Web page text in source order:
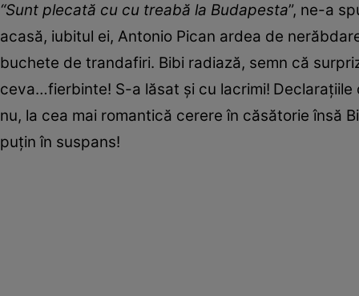
“Sunt plecată cu cu treabă la Budapesta”, ne-a
acasă, iubitul ei, Antonio Pican ardea de
buchete de trandafiri. Bibi radiază, semn că
ceva…fierbinte! S-a lăsat și cu lacrimi! Declarațiile
nu, la cea mai romantică cerere în căsătorie însă
puțin în suspans!